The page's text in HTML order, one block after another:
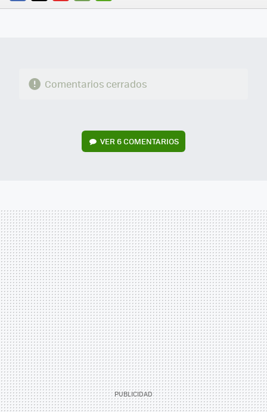
FACEBOOK
TWITTERFLIPBOARD
E-
WHATSAPP
Comentarios cerrados
VER6 COMENTARIOS